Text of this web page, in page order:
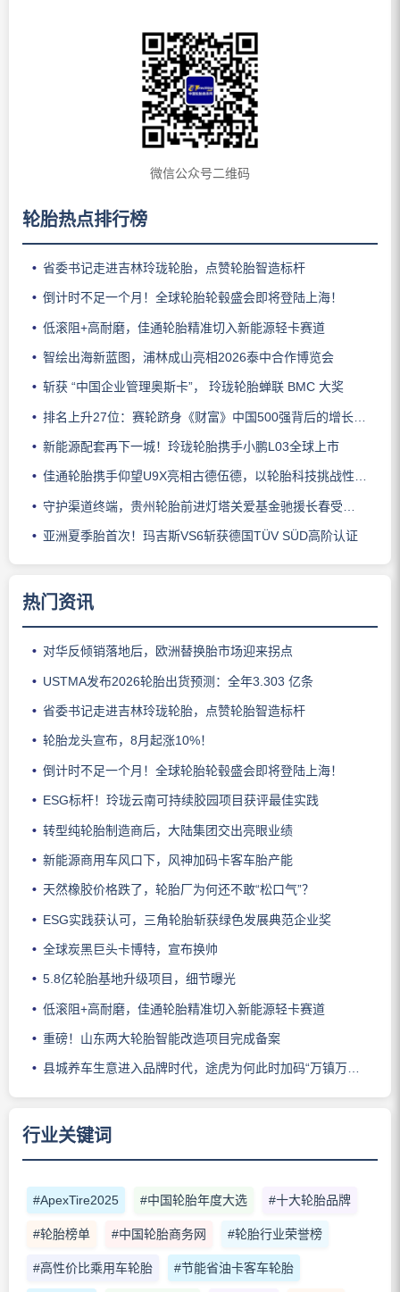
微信公众号二维码
轮胎热点排行榜
省委书记走进吉林玲珑轮胎，点赞轮胎智造标杆
倒计时不足一个月！全球轮胎轮毂盛会即将登陆上海！
低滚阻+高耐磨，佳通轮胎精准切入新能源轻卡赛道
智绘出海新蓝图，浦林成山亮相2026泰中合作博览会
斩获 “中国企业管理奥斯卡”， 玲珑轮胎蝉联 BMC 大奖
排名上升27位：赛轮跻身《财富》中国500强背后的增长逻辑
新能源配套再下一城！玲珑轮胎携手小鹏L03全球上市
佳通轮胎携手仰望U9X亮相古德伍德，以轮胎科技挑战性能边界
守护渠道终端，贵州轮胎前进灯塔关爱基金驰援长春受灾门店
亚洲夏季胎首次！玛吉斯VS6斩获德国TÜV SÜD高阶认证
热门资讯
对华反倾销落地后，欧洲替换胎市场迎来拐点
USTMA发布2026轮胎出货预测：全年3.303 亿条
省委书记走进吉林玲珑轮胎，点赞轮胎智造标杆
轮胎龙头宣布，8月起涨10%！
倒计时不足一个月！全球轮胎轮毂盛会即将登陆上海！
ESG标杆！玲珑云南可持续胶园项目获评最佳实践
转型纯轮胎制造商后，大陆集团交出亮眼业绩
新能源商用车风口下，风神加码卡客车胎产能
天然橡胶价格跌了，轮胎厂为何还不敢“松口气”？
ESG实践获认可，三角轮胎斩获绿色发展典范企业奖
全球炭黑巨头卡博特，宣布换帅
5.8亿轮胎基地升级项目，细节曝光
低滚阻+高耐磨，佳通轮胎精准切入新能源轻卡赛道
重磅！山东两大轮胎智能改造项目完成备案
县城养车生意进入品牌时代，途虎为何此时加码“万镇万店”？
行业关键词
#ApexTire2025 #中国轮胎年度大选 #十大轮胎品牌
#轮胎榜单 #中国轮胎商务网 #轮胎行业荣誉榜
#高性价比乘用车轮胎 #节能省油卡客车轮胎